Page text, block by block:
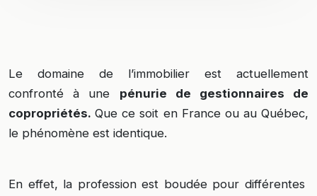
Le domaine de l’immobilier est actuellement
confronté à une pénurie de gestionnaires de
copropriétés.Que ce soit en France ou au Québec,
le phénomène est identique.
En effet, la profession est boudée pour différentes